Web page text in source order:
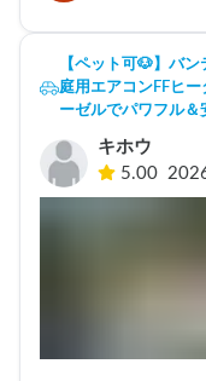
【ペット可🐶】バ
庭用エアコンFFヒ
ーゼルでパワフル＆
キホウ
5.00